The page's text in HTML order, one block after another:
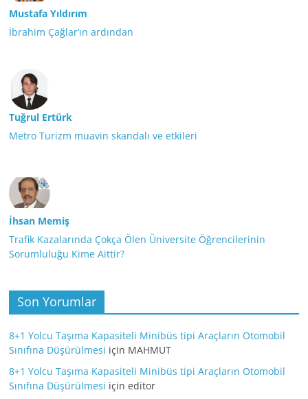
Mustafa Yıldırım
İbrahim Çağlar’ın ardından
Tuğrul Ertürk
Metro Turizm muavin skandalı ve etkileri
İhsan Memiş
Trafik Kazalarında Çokça Ölen Üniversite Öğrencilerinin
Sorumluluğu Kime Aittir?
Son Yorumlar
8+1 Yolcu Taşıma Kapasiteli Minibüs tipi Araçların Otomobil
Sınıfına Düşürülmesi için MAHMUT
8+1 Yolcu Taşıma Kapasiteli Minibüs tipi Araçların Otomobil
Sınıfına Düşürülmesi içineditor